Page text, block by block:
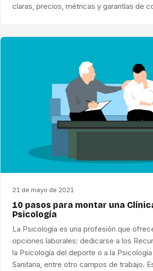
claras, precios, métricas y garantías de
21 de mayo de 2021
10 pasos para montar una
Psicología
La Psicología es una profesión que
opciones laborales: dedicarse a los
la Psicología del deporte o a la
Sanitaria, entre otro campos de trabajo.